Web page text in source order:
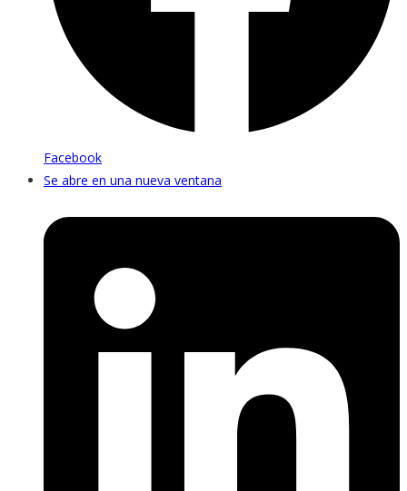
Facebook
Se abre en una nueva ventana